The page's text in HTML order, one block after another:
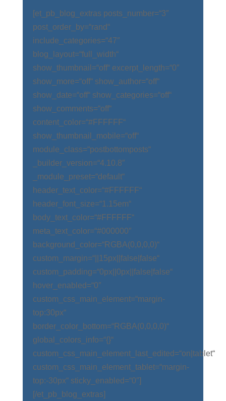
[et_pb_blog_extras posts_number=“3″
post_order_by=“rand“
include_categories=“47″
blog_layout=“full_width“
show_thumbnail=“off“ excerpt_length=“0″
show_more=“off“ show_author=“off“
show_date=“off“ show_categories=“off“
show_comments=“off“
content_color=“#FFFFFF“
show_thumbnail_mobile=“off“
module_class=“postbottomposts“
_builder_version=“4.10.8″
_module_preset=“default“
header_text_color=“#FFFFFF“
header_font_size=“1.15em“
body_text_color=“#FFFFFF“
meta_text_color=“#000000″
background_color=“RGBA(0,0,0,0)“
custom_margin=“||15px||false|false“
custom_padding=“0px||0px||false|false“
hover_enabled=“0″
custom_css_main_element=“margin-
top:30px“
border_color_bottom=“RGBA(0,0,0,0)“
global_colors_info=“{}“
custom_css_main_element_last_edited=“on|tablet“
custom_css_main_element_tablet=“margin-
top:-30px“ sticky_enabled=“0″]
[/et_pb_blog_extras]